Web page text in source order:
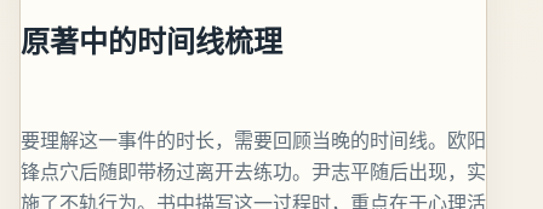
原著中的时间线梳理
要理解这一事件的时长，需要回顾当晚的时间线。欧阳
锋点穴后随即带杨过离开去练功。尹志平随后出现，实
施了不轨行为。书中描写这一过程时，重点在于心理活